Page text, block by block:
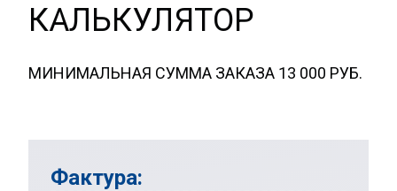
КАЛЬКУЛЯТОР
МИНИМАЛЬНАЯ СУММА ЗАКАЗА 13 000 РУБ.
Фактура: